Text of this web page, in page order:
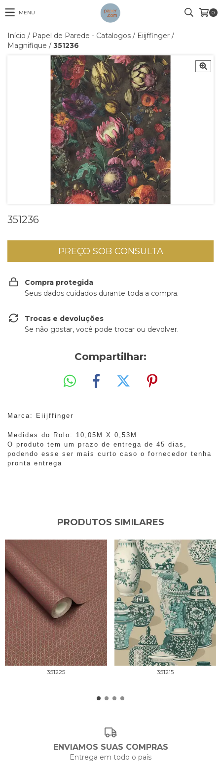
MENU 0
Início / Papel de Parede - Catalogos / Eiijffinger /
Magnifique / 351236
351236
Compra protegida
Seus dados cuidados durante toda a compra.
Trocas e devoluções
Se não gostar, você pode trocar ou devolver.
Compartilhar:
Marca: Eiijffinger
Medidas do Rolo: 10,05M X 0,53M
O produto tem um prazo de entrega de 45 dias,
podendo esse ser mais curto caso o fornecedor tenha
pronta entrega
PRODUTOS SIMILARES
351225 351215
ENVIAMOS SUAS COMPRAS
Entrega em todo o país